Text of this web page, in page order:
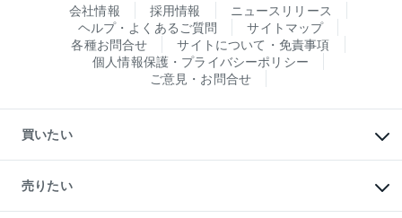
会社情報 採用情報
ニュースリリース
ヘルプ・よくあるご質問
サイトマップ
各種お問合せ
サイトについて・免責事項
個人情報保護・プライバシーポリシー
ご意見・お問合せ
買いたい
新築・分譲マンションの購入
中古マンションの購入
一戸建ての購入
売りたい